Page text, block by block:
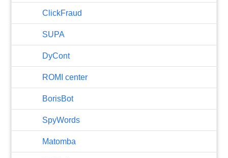
​ClickFraud
SUPA
DyCont
ROMI center
BorisBot
SpyWords
Matomba